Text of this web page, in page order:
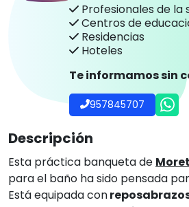
Profesionales de la
Centros de
Residencias
Hoteles
Te informamos sin
957845707
Descripción
Esta práctica banqueta de
para el baño ha sido pensada
Está equipada con